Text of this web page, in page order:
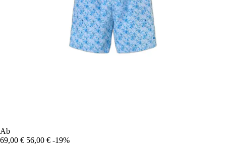
Ab
69,00 € 56,00 € -19%